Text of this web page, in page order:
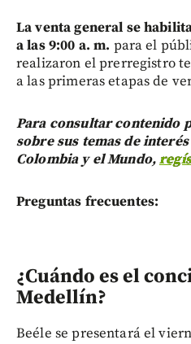
La venta general se
a las 9:00 a. m. para el
realizaron el prerregistro
a las primeras etapas de
Para consultar contenido
sobre sus temas de
Colombia y el Mundo,
Preguntas frecuentes:
¿Cuándo es el
Medellín?
Beéle se presentará el